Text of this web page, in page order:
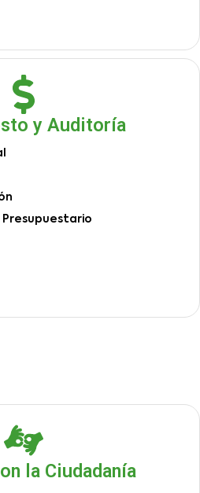
y Auditoría
la Ciudadanía